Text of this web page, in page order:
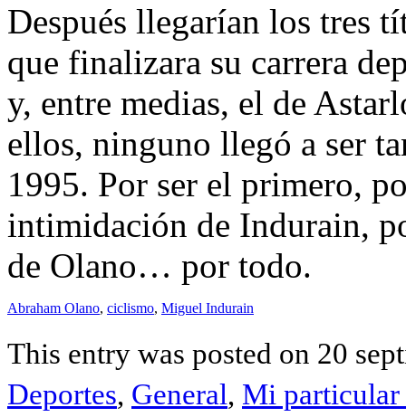
Después llegarían los tres
que finalizara su carrera
y, entre medias, el de
ellos, ninguno llegó a ser
1995. Por ser el primero,
intimidación de Indurain,
de Olano… por todo.
Abraham Olano, ciclismo, Miguel Indurain
This entry was posted on 20
Deportes, General, Mi particular